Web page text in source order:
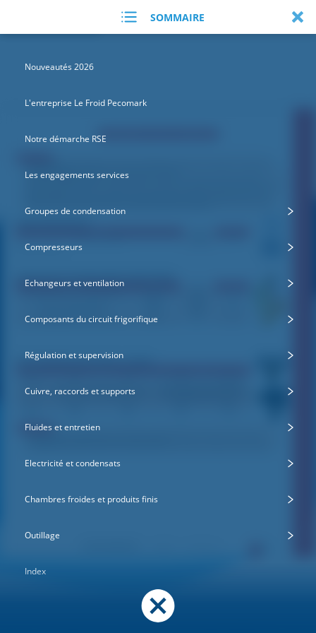
SOMMAIRE
Nouveautés 2026
L'entreprise Le Froid Pecomark
Notre démarche RSE
Les engagements services
Groupes de condensation
Compresseurs
Echangeurs et ventilation
Composants du circuit frigorifique
Régulation et supervision
Cuivre, raccords et supports
Fluides et entretien
Electricité et condensats
Chambres froides et produits finis
Outillage
Index